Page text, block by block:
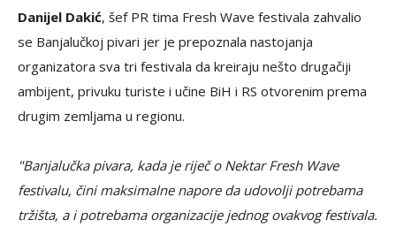
Danijel Dakić, šef PR tima Fresh Wave festivala zahvalio
se Banjalučkoj pivari jer je prepoznala nastojanja
organizatora sva tri festivala da kreiraju nešto drugačiji
ambijent, privuku turiste i učine BiH i RS otvorenim prema
drugim zemljama u regionu.
"Banjalučka pivara, kada je riječ o Nektar Fresh Wave
festivalu, čini maksimalne napore da udovolji potrebama
tržišta, a i potrebama organizacije jednog ovakvog festivala.